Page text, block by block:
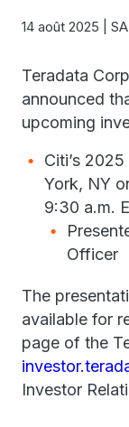
14 août 2025 |
Teradata
announced
upcoming
Citi’s
York, NY
9:30 a.m.
Officer
The
available for
page of the
Investor